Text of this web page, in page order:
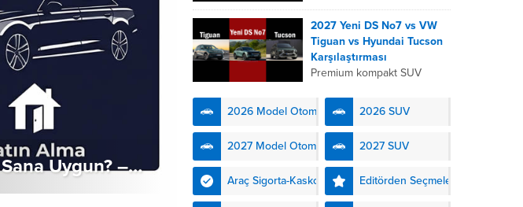
Araç Kiralama vs Satın Alma Hesaplayıcısı: Hangisi Sana Uygun? – 2026
önemli oyuncu olan 2027
Toyota Yaris
Cross ve Peugeot 2008,
farklı mühendislik
felsefeleriyle kullanıcıların
hibrit teknolojisindeki
uzmanlığını...
2027 Yeni DS No7 vs VW
Tiguan vs Hyundai Tucson
Karşılaştırması
Premium kompakt SUV
isteyen 2027 DS No7,
kendinden şarjlı hibrit
teknolojisiyle buluşturuyor.
DS Automobiles’in yeni...
2026 Model Otomobiller 2026 SUV
2027 Model Otomobiller 2027 SUV
Araç Sigorta-Kasko Editörden Seçmeler